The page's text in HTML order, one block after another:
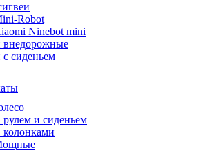
Robot
Ninebot mini
внедорожные
сиденьем
и сиденьем